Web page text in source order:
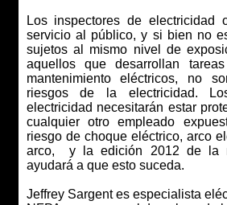
Los inspectores de electricidad
servicio al público, y si bien no
sujetos al mismo nivel de
aquellos que desarrollan
mantenimiento eléctricos, no
riesgos de la electricidad.
electricidad necesitarán estar
cualquier otro empleado
riesgo de choque eléctrico, arco
arco, y la edición 2012 de la
ayudará a que esto suceda.
Jeffrey Sargent es especialista